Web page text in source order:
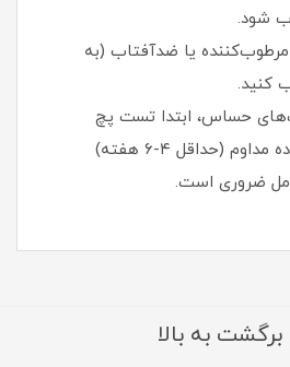
شود.
مرطوب‌کننده یا ضدآفتاب (به
کنید.
حساس، ابتدا تست پچ
انجام دهید. استفاده مداوم (حداقل ۴-۶ هفته)
ضروری است.
برگشت به بالا